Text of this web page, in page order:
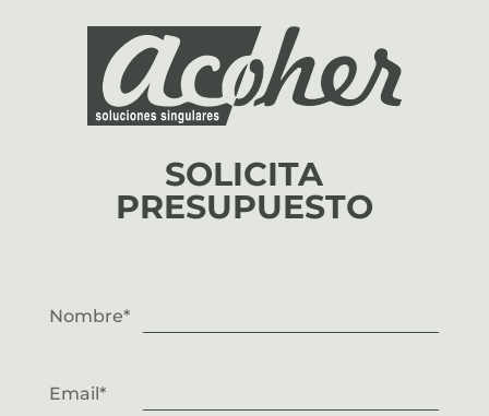
SOLICITA
PRESUPUESTO
Nombre*
Email*